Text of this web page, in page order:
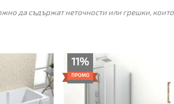
да съдържат неточности или грешки,
2,059.00€.
11%
ПРОМО
365.57€